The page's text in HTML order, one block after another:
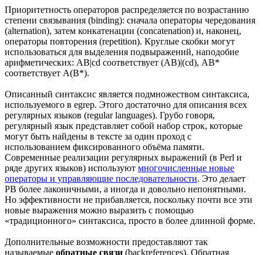
Приоритетность операторов распределяется по возрастанию
степени связывания (binding): сначала операторы чередования
(alternation), затем конкатенации (concatenation) и, наконец,
операторы повторения (repetition). Круглые скобки могут
использоваться для выделения подвыражений, наподобие
арифметических: AB|cd соответствует (AB)|(cd), AB*
соответствует A(B*).
Описанный синтаксис является подмножеством синтаксиса,
используемого в egrep. Этого достаточно для описания всех
регулярных языков (regular languages). Грубо говоря,
регулярный язык представляет собой набор строк, которые
могут быть найдены в тексте за один проход с
использованием фиксированного объёма памяти.
Современные реализации регулярных выражений (в Perl и
ряде других языков) используют многочисленные новые
операторы и управляющие последовательности. Это делает
РВ более лаконичными, а иногда и довольно непонятными.
Но эффективности не прибавляется, поскольку почти все эти
новые выражения можно выразить с помощью
«традиционного» синтаксиса, просто в более длинной форме.
Дополнительные возможности предоставляют так
называемые обратные связи (backreferences). Обратная